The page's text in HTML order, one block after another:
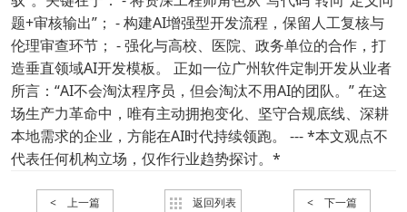
题+审核输出”； - 构建AI增强型开发流程，保留人工复核与
伦理审查环节； - 强化与高校、医院、政务单位的合作，打
造垂直领域AI开发模板。 正如一位广州软件定制开发从业者
所言：“AI不会淘汰程序员，但会淘汰不用AI的团队。” 在这
场生产力革命中，唯有主动拥抱变化、坚守合规底线、深耕
本地需求的企业，方能在AI时代持续领跑。 --- *本文观点不
代表任何机构立场，仅作行业趋势探讨。*
< 上一篇 返回列表 < 下一篇